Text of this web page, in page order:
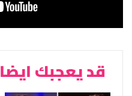
قد يعجبك ايضا